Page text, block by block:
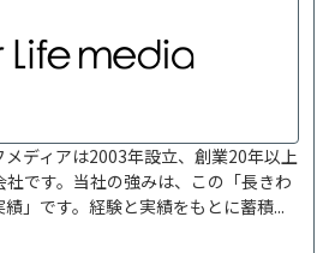
ディアは2003年設立、創業20年以上
です。当社の強みは、この「長きわ
」です。経験と実績をもとに蓄積...